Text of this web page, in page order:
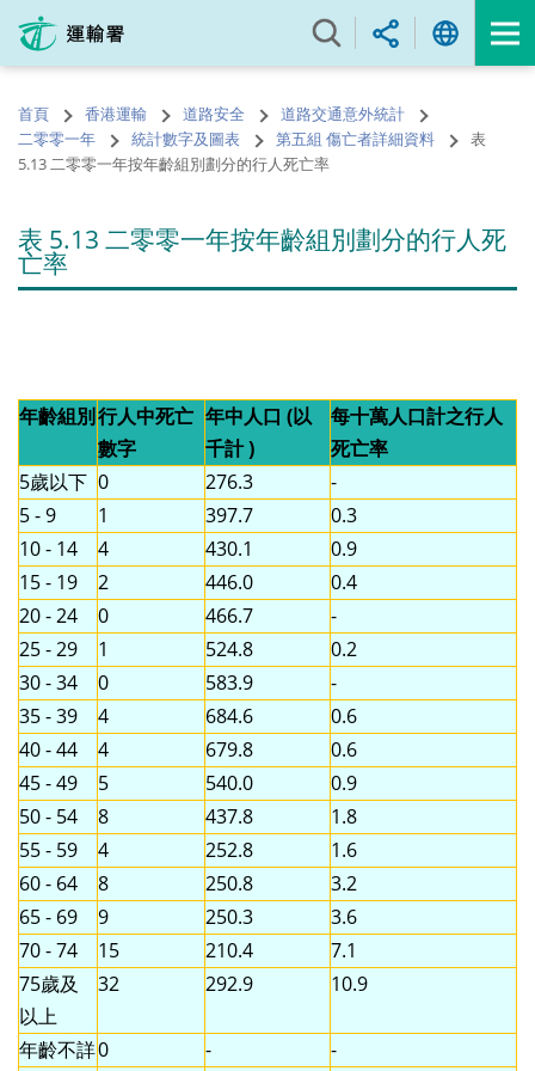
內
的
開
首頁 香港運輸 道路安全
道路交通意外統計
二零零一年
統計數字及圖表 第五組 傷亡者詳細資料
表
5.13 二零零一年按年齡組別劃分的行人死亡率
表 5.13 二零零一年按年齡組別劃分的行人死
亡率
年齡組別行人中死亡
數字
年中人口 (以
千計 )
每十萬人口計之行人
死亡率
5歲以下 0 276.3
-
5 - 9
1 397.7
0.3
10 - 14
4 430.1
0.9
15 - 19
2 446.0
0.4
20 - 24
0 466.7
-
25 - 29
1 524.8
0.2
30 - 34
0 583.9
-
35 - 39
4 684.6
0.6
40 - 44
4 679.8
0.6
45 - 49
5 540.0
0.9
50 - 54
8 437.8
1.8
55 - 59
4 252.8
1.6
60 - 64
8 250.8
3.2
65 - 69
9 250.3
3.6
70 - 74
15 210.4
7.1
75歲及
以上
32 292.9 10.9
年齡不詳0 -
-